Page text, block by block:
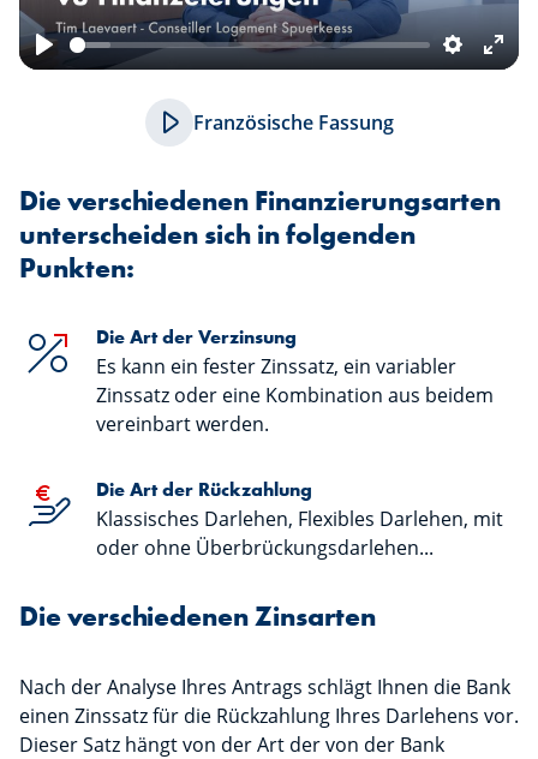
Play Settings
Französische Fassung
Die verschiedenen Finanzierungsarten
unterscheiden sich in folgenden
Punkten:
Die Art der Verzinsung
Es kann ein fester Zinssatz, ein variabler
Zinssatz oder eine Kombination aus beidem
vereinbart werden.
Die Art der Rückzahlung
Klassisches Darlehen, Flexibles Darlehen, mit
oder ohne Überbrückungsdarlehen...
Die verschiedenen Zinsarten
Nach der Analyse Ihres Antrags schlägt Ihnen die Bank
einen Zinssatz für die Rückzahlung Ihres Darlehens vor.
Dieser Satz hängt von der Art der von der Bank